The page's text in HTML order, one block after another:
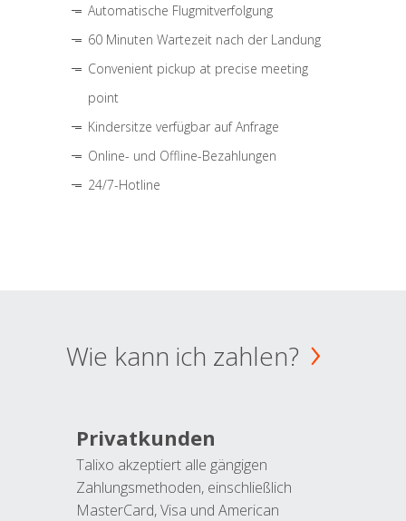
Automatische Flugmitverfolgung
60 Minuten Wartezeit nach der Landung
Convenient pickup at precise meeting
point
Kindersitze verfügbar auf Anfrage
Online- und Offline-Bezahlungen
24/7-Hotline
Wie kann ich zahlen?
Privatkunden
Talixo akzeptiert alle gängigen
Zahlungsmethoden, einschließlich
MasterCard, Visa und American